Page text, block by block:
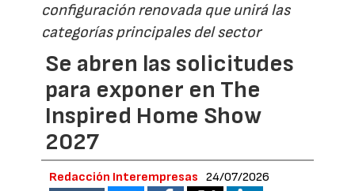
configuración renovada que unirá las
categorías principales del sector
Se abren las solicitudes
para exponer en The
Inspired Home Show
2027
Redacción Interempresas 24/07/2026